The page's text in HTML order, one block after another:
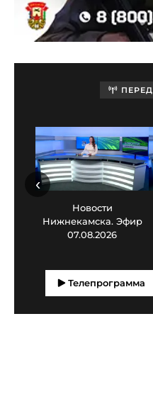
Новости
Нижнекамска. Эфир
07.08.2026
‹
Телепрограмма